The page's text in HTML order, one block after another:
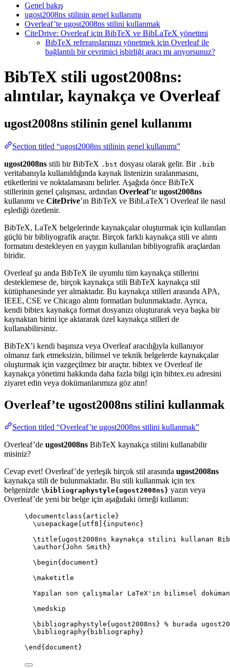
Genel bakış
ugost2008ns stilinin genel kullanımı
Overleaf’te ugost2008ns stilini kullanmak
CiteDrive: Overleaf için BibTeX ve BibLaTeX yönetimi
BibTeX referanslarınızı yönetmek için Overleaf ile
bağlantılı bir çevrimiçi işbirliği aracı mı arıyorsunuz?
BibTeX stili ugost2008ns:
alıntılar, kaynakça ve Overleaf
ugost2008ns stilinin genel kullanımı
Section titled “ugost2008ns stilinin genel kullanımı”
ugost2008ns stili bir BibTeX .bst dosyası olarak gelir. Bir .bib
veritabanıyla kullanıldığında kaynak listenizin sıralanmasını,
etiketlerini ve noktalamasını belirler. Aşağıda önce BibTeX
stillerinin genel çalışması, ardından Overleaf’te ugost2008ns
kullanımı ve CiteDrive’ın BibTeX ve BibLaTeX’i Overleaf ile nasıl
eşlediği özetlenir.
BibTeX, LaTeX belgelerinde kaynakçalar oluşturmak için kullanılan
güçlü bir bibliyografik araçtır. Birçok farklı kaynakça stili ve alıntı
formatını destekleyen en yaygın kullanılan bibliyografik araçlardan
biridir.
Overleaf şu anda BibTeX ile uyumlu tüm kaynakça stillerini
desteklemese de, birçok kaynakça stili BibTeX kaynakça stil
kütüphanesinde yer almaktadır. Bu kaynakça stilleri arasında APA,
IEEE, CSE ve Chicago alıntı formatları bulunmaktadır. Ayrıca,
kendi bibtex kaynakça format dosyanızı oluşturarak veya başka bir
kaynaktan birini içe aktararak özel kaynakça stilleri de
kullanabilirsiniz.
BibTeX’i kendi başınıza veya Overleaf aracılığıyla kullanıyor
olmanız fark etmeksizin, bilimsel ve teknik belgelerde kaynakçalar
oluşturmak için vazgeçilmez bir araçtır. bibtex ve Overleaf ile
kaynakça yönetimi hakkında daha fazla bilgi için bibtex.eu adresini
ziyaret edin veya dokümanlarımıza göz atın!
Overleaf’te ugost2008ns stilini kullanmak
Section titled “Overleaf’te ugost2008ns stilini kullanmak”
Overleaf’de ugost2008ns BibTeX kaynakça stilini kullanabilir
misiniz?
Cevap evet! Overleaf’de yerleşik birçok stil arasında ugost2008ns
kaynakça stili de bulunmaktadır. Bu stili kullanmak için tex
belgenizde \bibliographystyle{ugost2008ns} yazın veya
Overleaf’de yeni bir belge için aşağıdaki örneği kullanın:
\documentclass{ article }
\usepackage
utf8 ]{ inputenc }
\title{ugost2008ns kaynakça stilini kullanan
\author{John Smith}
\begin{ document }
\maketitle
Yapılan son çalışmalar LaTeX'in bilimsel
\medskip
\bibliographystyle{ugost2008ns} % burada
\bibliography{bibliography}
\end { document }